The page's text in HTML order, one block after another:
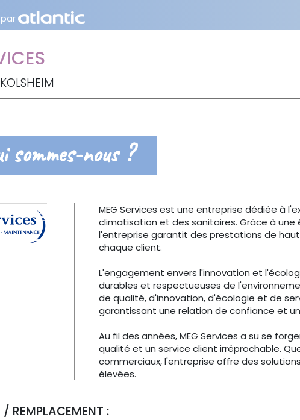
sommes-nous ?
MEG Services est une entreprise dédiée à
climatisation et des sanitaires. Grâce à
l'entreprise garantit des prestations de
chaque client.
L'engagement envers l'innovation et
durables et respectueuses de
de qualité, d'innovation, d'écologie et de
garantissant une relation de confiance et
Au fil des années, MEG Services a su se
qualité et un service client irréprochable.
commerciaux, l'entreprise offre des
élevées.
REMPLACEMENT :